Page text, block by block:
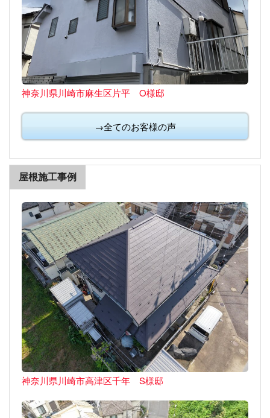
神奈川県川崎市麻生区片平 O様邸
→全てのお客様の声
屋根施工事例
神奈川県川崎市高津区千年 S様邸